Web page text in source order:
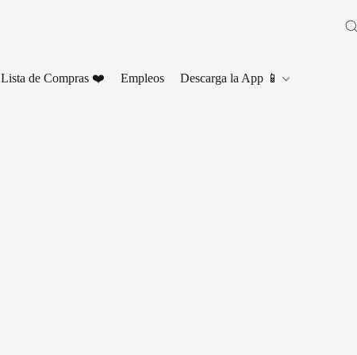
Lista de Compras ❤️ Empleos Descarga la App 📱